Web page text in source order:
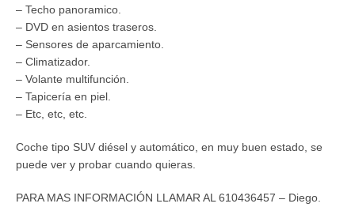
– Techo panoramico.
– DVD en asientos traseros.
– Sensores de aparcamiento.
– Climatizador.
– Volante multifunción.
– Tapicería en piel.
– Etc, etc, etc.
Coche tipo SUV diésel y automático, en muy buen estado, se
puede ver y probar cuando quieras.
PARA MAS INFORMACIÓN LLAMAR AL 610436457 – Diego.